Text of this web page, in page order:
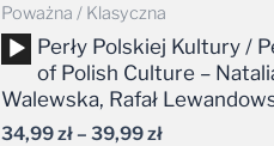
Poważna / Klasyczna
Odtwarzacz
plików
dźwiękowych
Perły Polskiej Kultury /
of Polish Culture –
Walewska, Rafał
34,99zł– 39,99zł